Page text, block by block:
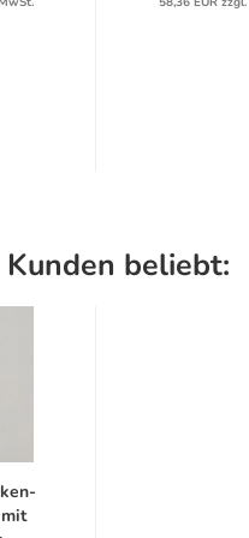
beliebt: